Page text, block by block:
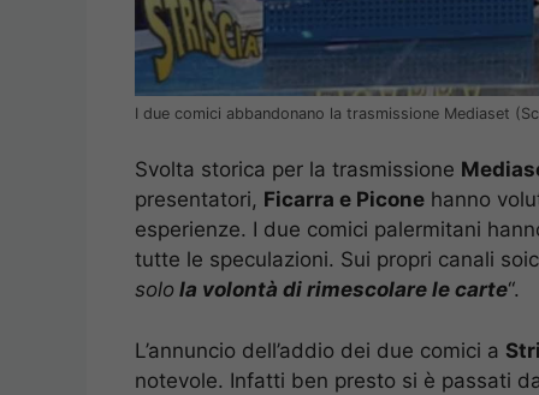
I due comici abbandonano la trasmissione Mediaset
Svolta storica per la trasmissione
presentatori, Ficarra e Picone hanno
esperienze. I due comici palermitani
tutte le speculazioni. Sui propri canali
solo la volontà di rimescolare le carte“.
L’annuncio dell’addio dei due comici a
notevole. Infatti ben presto si è passati